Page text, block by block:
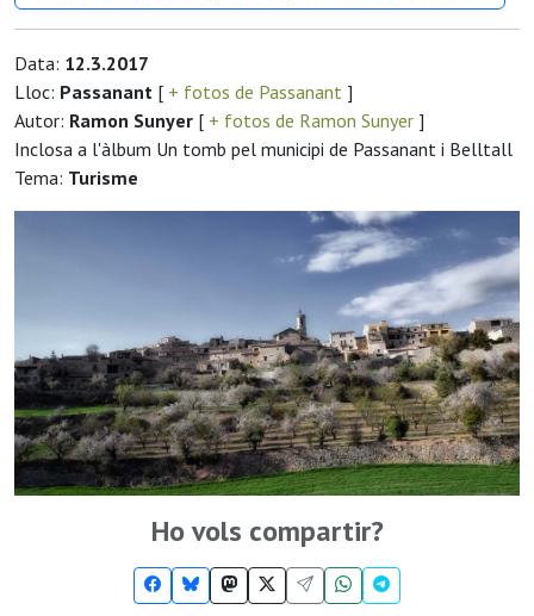
Data: 12.3.2017
Lloc: Passanant [ + fotos de Passanant ]
Autor: Ramon Sunyer [ + fotos de Ramon Sunyer ]
Inclosa a l'àlbum Un tomb pel municipi de Passanant i Belltall
Tema: Turisme
Ho vols compartir?